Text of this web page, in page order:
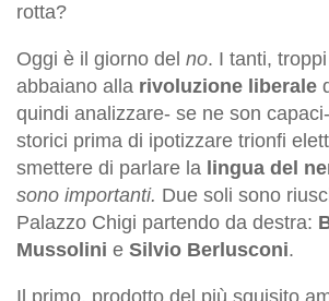
rotta?
Oggi è il giorno del no. I tanti,
abbaiano alla rivoluzione liberale
quindi analizzare- se ne son
storici prima di ipotizzare trionfi
smettere di parlare la lingua del
sono importanti. Due soli sono
Palazzo Chigi partendo da destra:
Mussolini e Silvio Berlusconi.
Il primo, prodotto del più squisito